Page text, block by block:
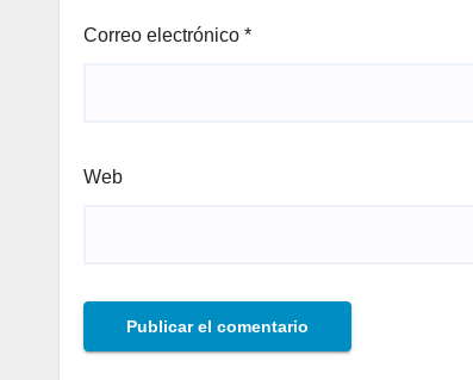
Correo electrónico *
Web